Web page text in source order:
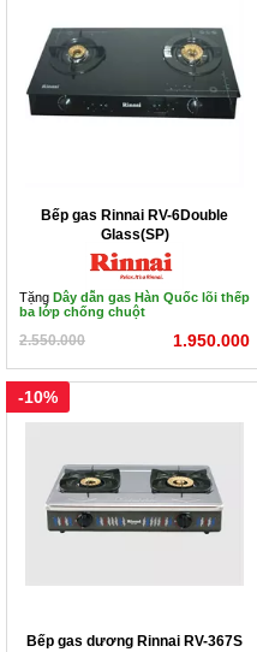
Bếp gas Rinnai RV-6Double
Glass(SP)
Tặng Dây dẫn gas Hàn Quốc lõi thếp
ba lớp chống chuột
2.550.000 1.950.000
Bếp gas dương Rinnai RV-367S
-10%